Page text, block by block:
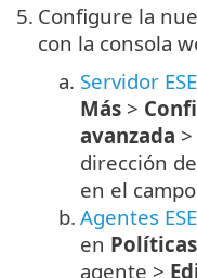
5. Configure la
con la consola
a. Servidor
Más >
avanzada >
dirección
en el campo
b. Agentes
en Políticas
agente >